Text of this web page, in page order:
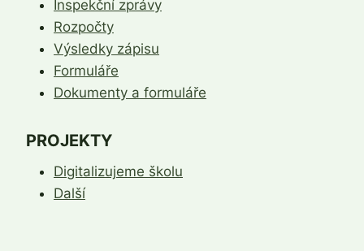
Inspekční zprávy
Rozpočty
Výsledky zápisu
Formuláře
Dokumenty a formuláře
PROJEKTY
Digitalizujeme školu
Další